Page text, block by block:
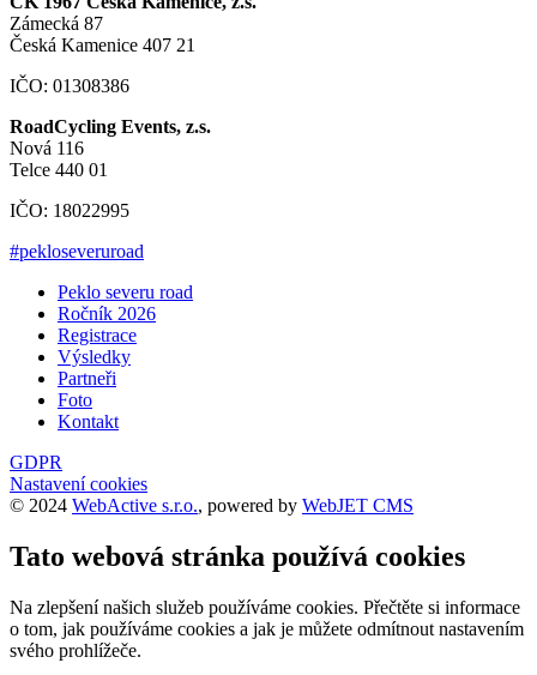
Zámecká 87
Česká Kamenice 407 21
IČO: 01308386
RoadCycling Events, z.s.
Nová 116
Telce 440 01
IČO: 18022995
#pekloseveruroad
Peklo severu road
Ročník 2026
Registrace
Výsledky
Partneři
Foto
Kontakt
GDPR
Nastavení cookies
© 2024 WebActive s.r.o., powered by WebJET CMS
Tato webová stránka používá cookies
Na zlepšení našich služeb používáme cookies. Přečtěte si informace
o tom, jak používáme cookies a jak je můžete odmítnout nastavením
svého prohlížeče.